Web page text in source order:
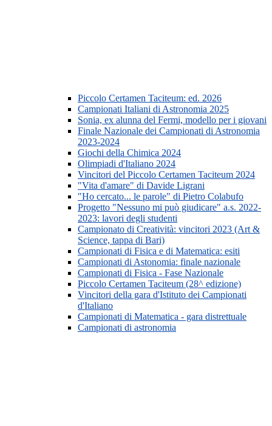
Piccolo Certamen Taciteum: ed. 2026
Campionati Italiani di Astronomia 2025
Sonia, ex alunna del Fermi, modello per i giovani
Finale Nazionale dei Campionati di Astronomia
2023-2024
Giochi della Chimica 2024
Olimpiadi d'Italiano 2024
Vincitori del Piccolo Certamen Taciteum 2024
"Vita d'amare" di Davide Ligrani
"Ho cercato... le parole" di Pietro Colabufo
Progetto "Nessuno mi può giudicare" a.s. 2022-
2023: lavori degli studenti
Campionato di Creatività: vincitori 2023 (Art &
Science, tappa di Bari)
Campionati di Fisica e di Matematica: esiti
Campionati di Astonomia: finale nazionale
Campionati di Fisica - Fase Nazionale
Piccolo Certamen Taciteum (28^ edizione)
Vincitori della gara d'Istituto dei Campionati
d'Italiano
Campionati di Matematica - gara distrettuale
Campionati di astronomia